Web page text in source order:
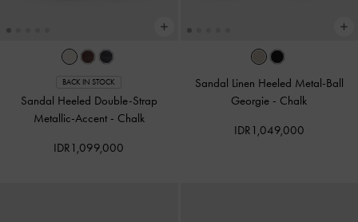
BACK IN STOCK
Sandal Heeled Double-Strap
Metallic-Accent - Chalk
IDR1,099,000
Sandal Linen Heeled Metal-Ball
Georgie - Chalk
IDR1,049,000